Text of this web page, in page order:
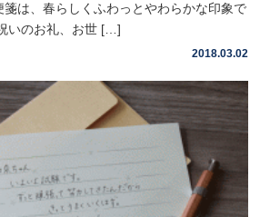
は、春らしくふわっとやわらかな印象で
いのお礼、お世 […]
2018.03.02